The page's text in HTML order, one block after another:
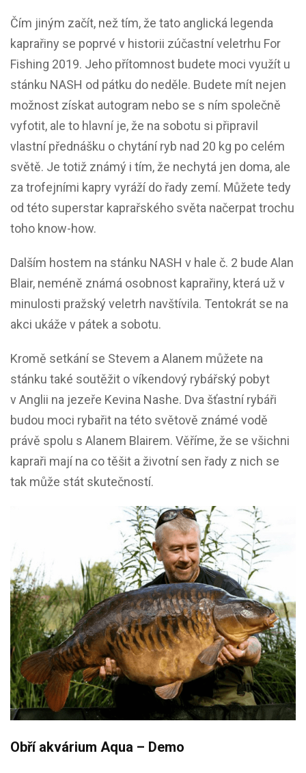
Čím jiným začít, než tím, že tato anglická legenda
kaprařiny se poprvé v historii zúčastní veletrhu For
Fishing 2019. Jeho přítomnost budete moci využít u
stánku NASH od pátku do neděle. Budete mít nejen
možnost získat autogram nebo se s ním společně
vyfotit, ale to hlavní je, že na sobotu si připravil
vlastní přednášku o chytání ryb nad 20 kg po celém
světě. Je totiž známý i tím, že nechytá jen doma, ale
za trofejními kapry vyráží do řady zemí. Můžete tedy
od této superstar kaprařského světa načerpat trochu
toho know-how.
Dalším hostem na stánku NASH v hale č. 2 bude Alan
Blair, neméně známá osobnost kaprařiny, která už v
minulosti pražský veletrh navštívila. Tentokrát se na
akci ukáže v pátek a sobotu.
Kromě setkání se Stevem a Alanem můžete na
stánku také soutěžit o víkendový rybářský pobyt
v Anglii na jezeře Kevina Nashe. Dva šťastní rybáři
budou moci rybařit na této světově známé vodě
právě spolu s Alanem Blairem. Věříme, že se všichni
kapraři mají na co těšit a životní sen řady z nich se
tak může stát skutečností.
Obří akvárium Aqua – Demo